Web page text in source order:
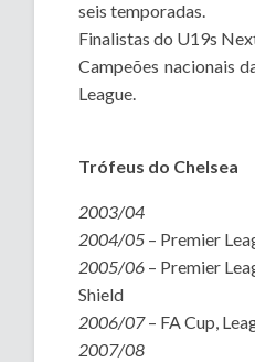
seis temporadas.
Finalistas do U19s
Campeões nacionais
League.
Trófeus do Chelsea
2003/04
2004/05 – Premier
2005/06 – Premier
Shield
2006/07– FA Cup,
2007/08